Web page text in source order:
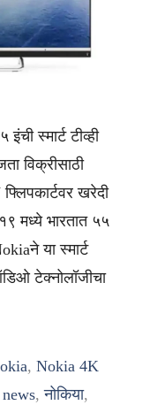
स्मार्ट टीव्ही
विक्रीसाठी
खरेदी
मध्ये भारतात ५५
या स्मार्ट
टेक्नोलॉजीचा
, Nokia 4K
,नोकिया,